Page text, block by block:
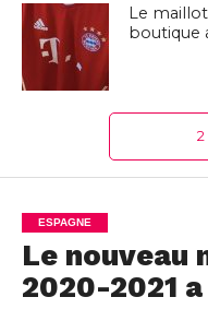
Le
boutique
2
ESPAGNE
Le nouveau
2020-2021